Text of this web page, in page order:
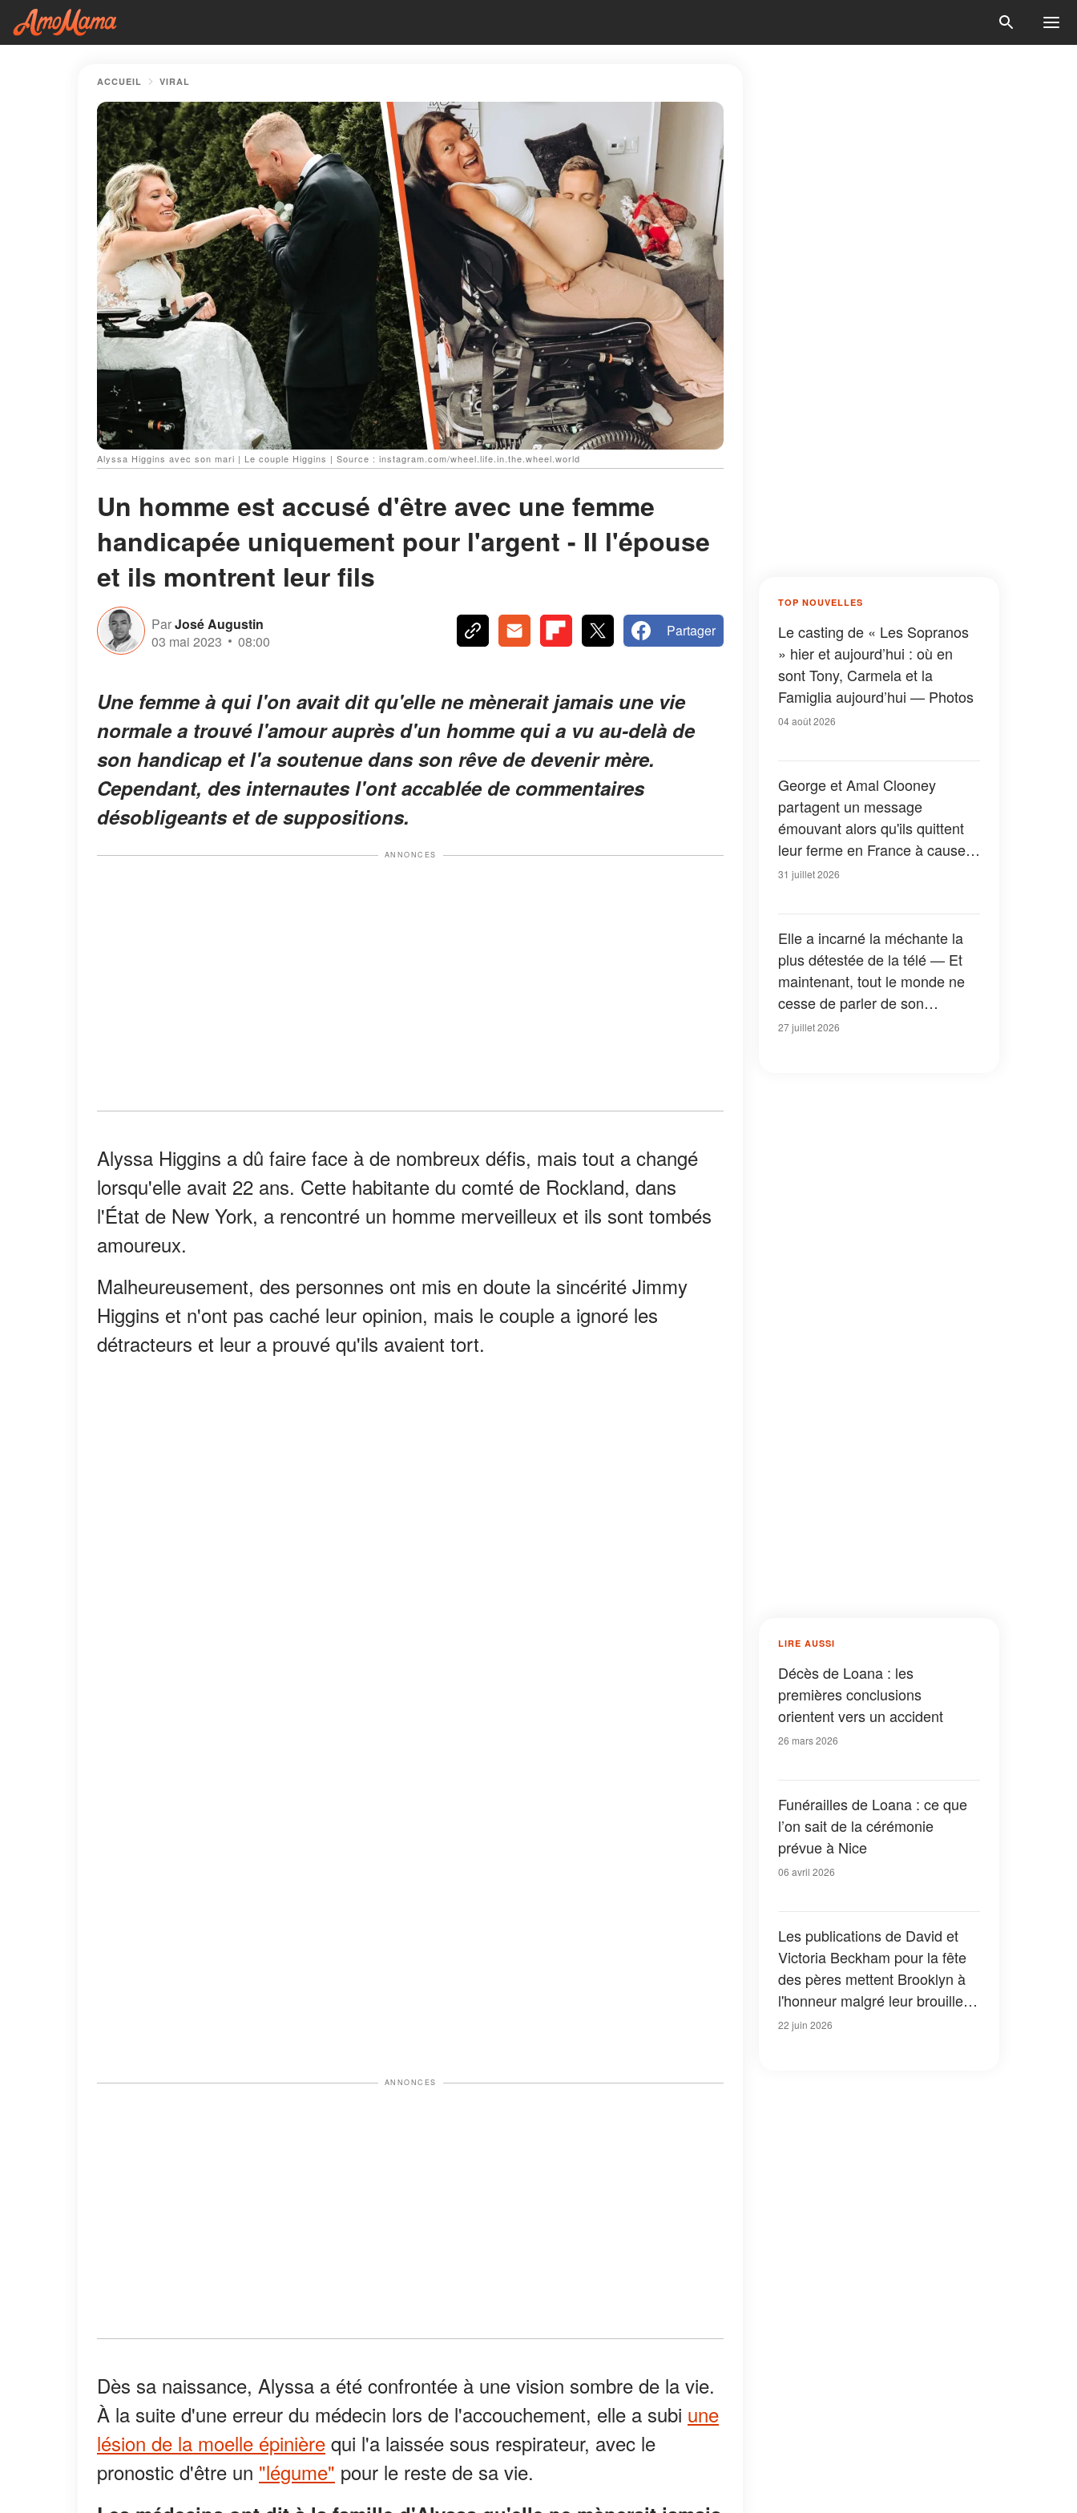
ACCUEIL VIRAL
Alyssa Higgins avec son mari | Le couple Higgins | Source : instagram.com/wheel.life.in.the.wheel.world
Un homme est accusé d'être avec une femme
handicapée uniquement pour l'argent - Il l'épouse
et ils montrent leur fils
ParJosé Augustin
03 mai 2023
08:00
Partager
Une femme à qui l'on avait dit qu'elle ne mènerait jamais une vie
normale a trouvé l'amour auprès d'un homme qui a vu au-delà de
son handicap et l'a soutenue dans son rêve de devenir mère.
Cependant, des internautes l'ont accablée de commentaires
désobligeants et de suppositions.
ANNONCES
Alyssa Higgins a dû faire face à de nombreux défis, mais tout a changé
lorsqu'elle avait 22 ans. Cette habitante du comté de Rockland, dans
l'État de New York, a rencontré un homme merveilleux et ils sont tombés
amoureux.
Malheureusement, des personnes ont mis en doute la sincérité Jimmy
Higgins et n'ont pas caché leur opinion, mais le couple a ignoré les
détracteurs et leur a prouvé qu'ils avaient tort.
ANNONCES
Dès sa naissance, Alyssa a été confrontée à une vision sombre de la vie.
À la suite d'une erreur du médecin lors de l'accouchement, elle a subi une
lésion de la moelle épinière qui l'a laissée sous respirateur, avec le
pronostic d'être un "légume" pour le reste de sa vie.
TOP NOUVELLES
Le casting de « Les Sopranos
» hier et aujourd’hui : où en
sont Tony, Carmela et la
Famiglia aujourd’hui — Photos
04 août 2026
George et Amal Clooney
partagent un message
émouvant alors qu'ils quittent
leur ferme en France à cause
des feux de forêt — Tous les
31 juillet 2026
Elle a incarné la méchante la
plus détestée de la télé — Et
maintenant, tout le monde ne
cesse de parler de son
apparition dans la nouvelle
27 juillet 2026
LIRE AUSSI
Décès de Loana : les
premières conclusions
orientent vers un accident
26 mars 2026
Funérailles de Loana : ce que
l’on sait de la cérémonie
prévue à Nice
06 avril 2026
Les publications de David et
Victoria Beckham pour la fête
des pères mettent Brooklyn à
l'honneur malgré leur brouille
— et les internautes ont
22 juin 2026